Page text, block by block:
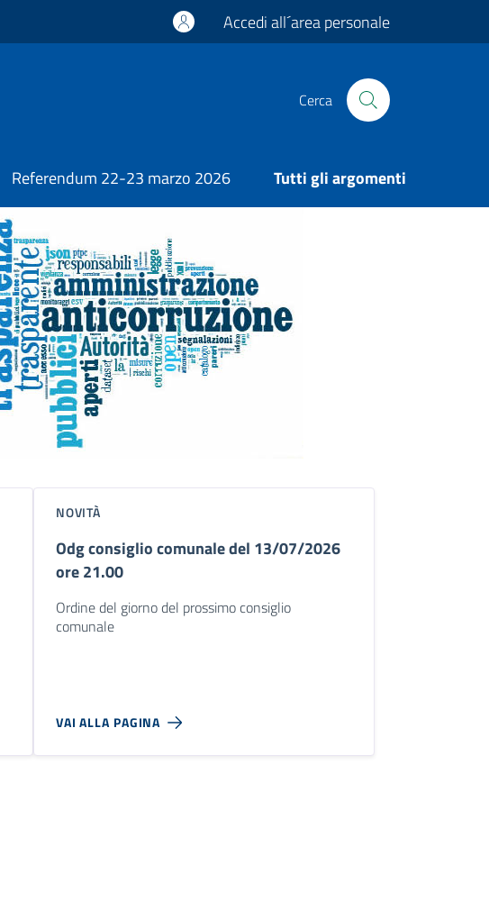
Accedi all´area personale
Cerca
Referendum 22-23 marzo 2026 Tutti gli argomenti
NOVITÀ
Odg consiglio comunale del 13/07/2026
ore 21.00
Ordine del giorno del prossimo consiglio
comunale
VAI ALLA PAGINA